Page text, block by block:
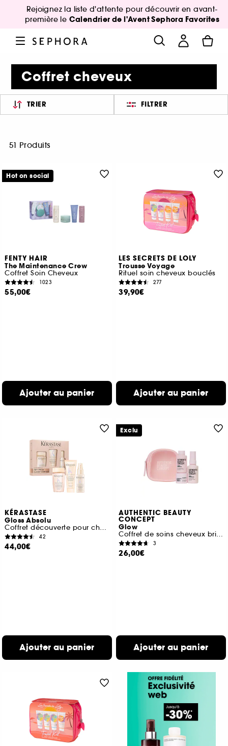
Rejoignez la liste d'attente pour découvrir en avant-
première le Calendrier de l'Avent Sephora Favorites
Coffret cheveux
TRIER FILTRER
51 Produits
FENTY HAIR
The Maintenance Crew
Coffret Soin Cheveux
1023
55,00€
Ajouter au panier
Hot on social
LES SECRETS DE LOLY
Trousse Voyage
Rituel soin cheveux bouclés
277
39,90€
Ajouter au panier
KÉRASTASE
Gloss Absolu
Coffret découverte pour cheveux longs sujets aux frisottis
42
44,00€
Ajouter au panier
AUTHENTIC BEAUTY
CONCEPT
Glow
Coffret de soins cheveux brillance
3
26,00€
Ajouter au panier
Exclu